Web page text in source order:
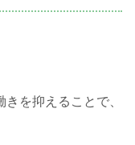
を抑えることで、